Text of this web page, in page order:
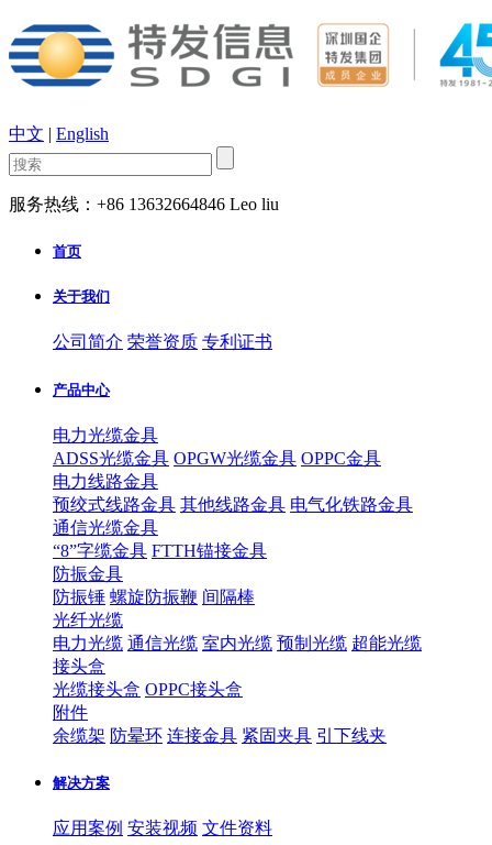
中文 | English
服务热线：+86 13632664846 Leo liu
首页
关于我们
公司简介 荣誉资质 专利证书
产品中心
电力光缆金具
ADSS光缆金具 OPGW光缆金具 OPPC金具
电力线路金具
预绞式线路金具 其他线路金具 电气化铁路金具
通信光缆金具
“8”字缆金具 FTTH锚接金具
防振金具
防振锤 螺旋防振鞭 间隔棒
光纤光缆
电力光缆 通信光缆 室内光缆 预制光缆 超能光缆
接头盒
光缆接头盒 OPPC接头盒
附件
余缆架 防晕环 连接金具 紧固夹具 引下线夹
解决方案
应用案例 安装视频 文件资料